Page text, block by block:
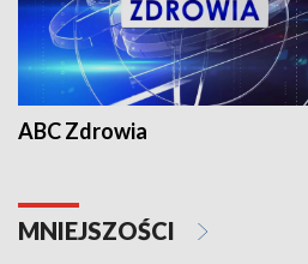
ABC Zdrowia
MNIEJSZOŚCI